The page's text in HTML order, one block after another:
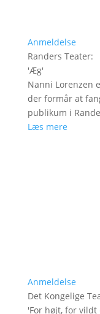
Anmeldelse
Randers Teater:
'Æg'
Nanni Lorenzen
der formår at
publikum i
Læs mere
Anmeldelse
Det Kongelige
'For højt, for vildt